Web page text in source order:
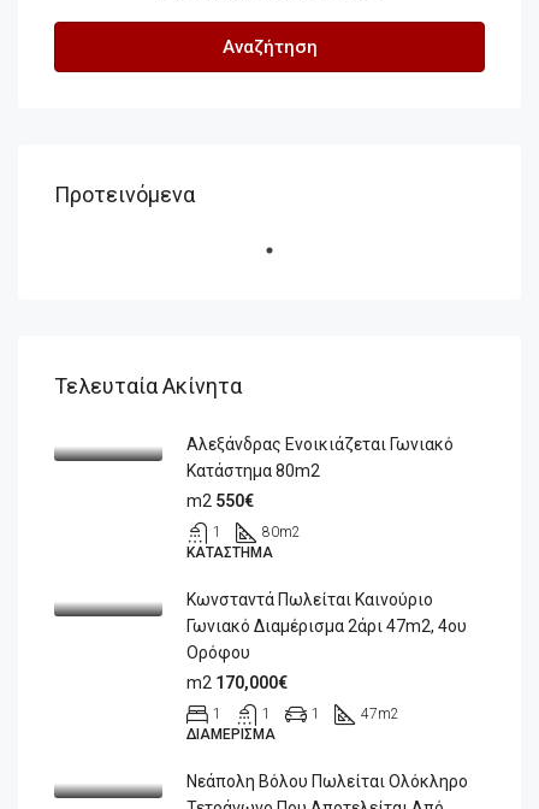
Αναζήτηση
Προτεινόμενα
Τελευταία Ακίνητα
Αλεξάνδρας Ενοικιάζεται Γωνιακό
Κατάστημα 80m2
m2 550€
1 80m2
ΚΑΤΆΣΤΗΜΑ
Κωνσταντά Πωλείται Καινούριο
Γωνιακό Διαμέρισμα 2άρι 47m2, 4ου
Ορόφου
m2 170,000€
1 1 1 47m2
ΔΙΑΜΈΡΙΣΜΑ
Νεάπολη Βόλου Πωλείται Ολόκληρο